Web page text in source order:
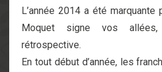
L’année 2014 a été marquante
Moquet signe vos
rétrospective.
En tout début d’année, les